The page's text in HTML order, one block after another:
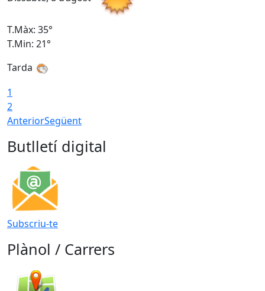
T.Màx: 35°
T.Min: 21°
Tarda
1
2
AnteriorSegüent
Butlletí digital
Subscriu-te
Plànol / Carrers